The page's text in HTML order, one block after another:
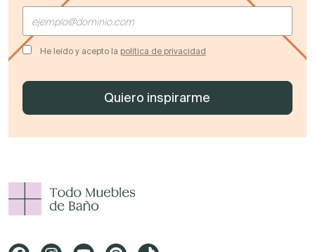
He leído y acepto la política de privacidad